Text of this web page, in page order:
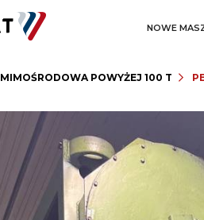
NOWE
MIMOŚRODOWA POWYŻEJ 100 T